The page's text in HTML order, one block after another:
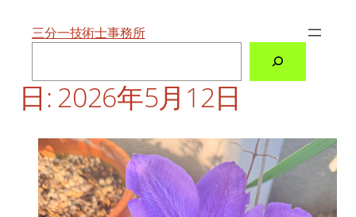
三分一技術士事務所
検
日:2026年5月12日